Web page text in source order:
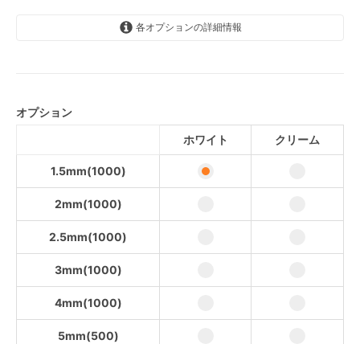
各オプションの詳細情報
3mm(1000)
4mm(1000)
3mm(1000)
オプション
ホワイト
クリーム
1.5mm(1000)
2mm(1000)
2.5mm(1000)
3mm(1000)
4mm(1000)
5mm(500)